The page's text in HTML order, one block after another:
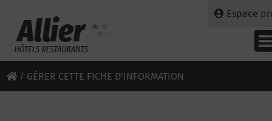
Espace
/ GÉRER CETTE FICHE D’INFORMATION